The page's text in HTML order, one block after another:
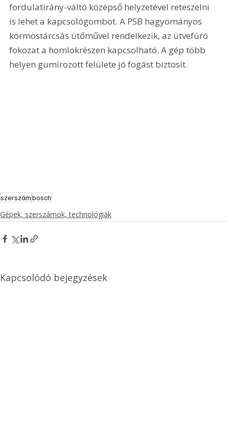
fordulatirány-váltó középső helyzetével reteszelni
is lehet a kapcsológombot. A PSB hagyományos
körmöstárcsás ütőművel rendelkezik, az ütvefúró
fokozat a homlokrészen kapcsolható. A gép több
helyen gumírozott felülete jó fogást biztosít.
szerszámbosch
Gépek, szerszámok, technológiák
Kapcsolódó bejegyzések